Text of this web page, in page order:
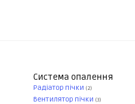
Система опалення
Радіатор пічки (2)
Вентилятор пічки (3)